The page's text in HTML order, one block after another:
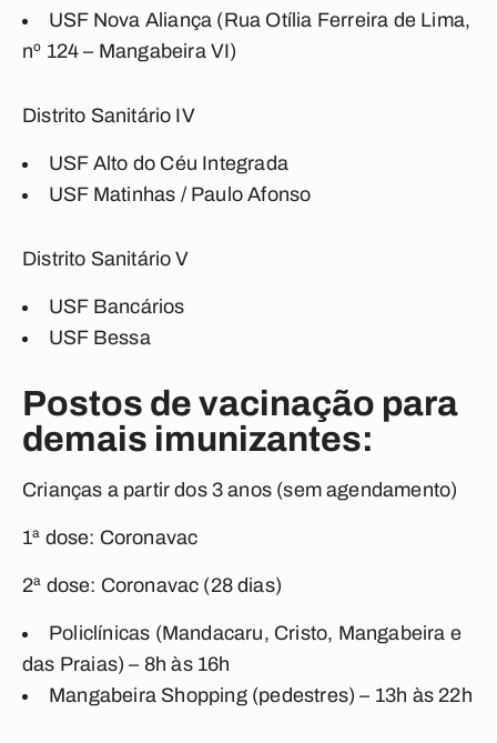
USF Nova Aliança (Rua Otília Ferreira de Lima,
nº 124 – Mangabeira VI)
Distrito Sanitário IV
USF Alto do Céu Integrada
USF Matinhas / Paulo Afonso
Distrito Sanitário V
USF Bancários
USF Bessa
Postos de vacinação para
demais imunizantes:
Crianças a partir dos 3 anos (sem agendamento)
1ª dose: Coronavac
2ª dose: Coronavac (28 dias)
Policlínicas (Mandacaru, Cristo, Mangabeira e
das Praias) – 8h às 16h
Mangabeira Shopping (pedestres) – 13h às 22h